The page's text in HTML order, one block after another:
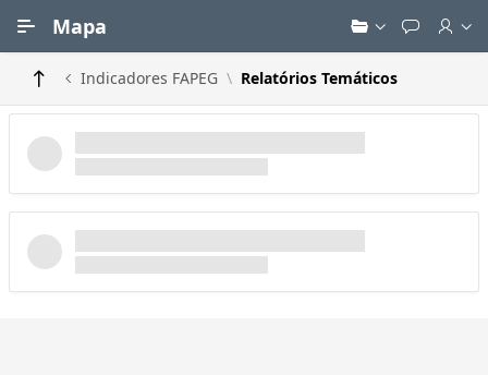
Mapa
Indicadores FAPEG Relatórios Temáticos